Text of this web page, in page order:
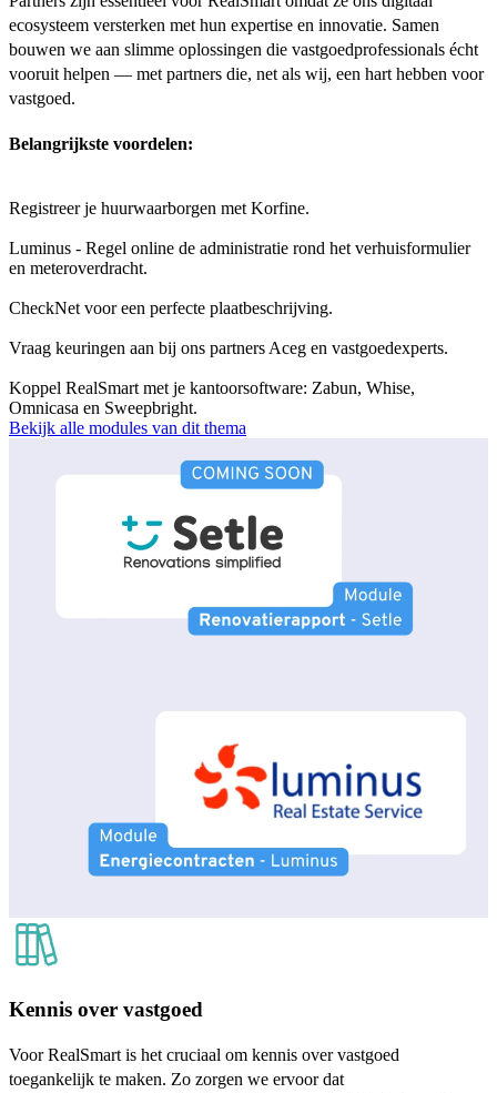
ecosysteem versterken met hun expertise en innovatie. Samen
bouwen we aan slimme oplossingen die vastgoedprofessionals écht
vooruit helpen — met partners die, net als wij, een hart hebben voor
vastgoed.
Belangrijkste voordelen:
Registreer je huurwaarborgen met Korfine.
Luminus - Regel online de administratie rond het verhuisformulier
en meteroverdracht.
CheckNet voor een perfecte plaatbeschrijving.
Vraag keuringen aan bij ons partners Aceg en vastgoedexperts.
Koppel RealSmart met je kantoorsoftware: Zabun, Whise,
Omnicasa en Sweepbright.
Bekijk alle modules van dit thema
Kennis over vastgoed
Voor RealSmart is het cruciaal om kennis over vastgoed
toegankelijk te maken. Zo zorgen we ervoor dat